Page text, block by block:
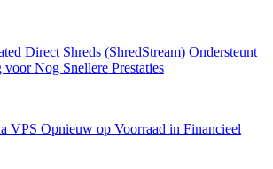
Direct Shreds (ShredStream) Ondersteunt
Nog Snellere Prestaties
VPS Opnieuw op Voorraad in Financieel